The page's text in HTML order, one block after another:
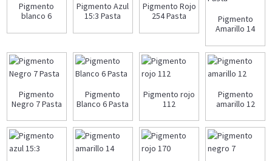
Pigmento
blanco 6
Pigmento Azul
15:3 Pasta
Pigmento Rojo
254 Pasta
Pigmento
Amarillo 14
Pigmento
Negro 7 Pasta
Pigmento
Blanco 6 Pasta
Pigmento rojo
112
Pigmento
amarillo 12